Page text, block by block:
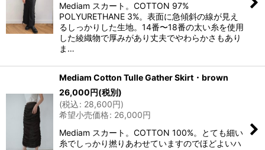
Mediam スカート。COTTON 97%
POLYURETHANE 3%。表面に急傾斜の線が見え
るしっかりした生地。14番〜18番の太い糸を使用
した綾織物で厚みがあり丈夫でやわらかさもあり
ま…
Mediam Cotton Tulle Gather Skirt・brown
26,000円(税別)
(税込: 28,600円)
希望小売価格: 26,000円
Mediam スカート。COTTON 100%。とても細い
糸でしっかり撚りあわせていますのでほどよいハ